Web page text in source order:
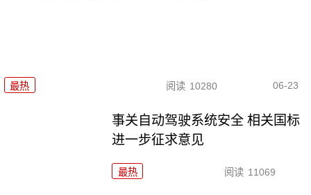
最热 阅读 10280 06-23
事关自动驾驶系统安全 相关国标
进一步征求意见
最热 阅读 11069